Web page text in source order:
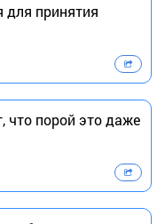
принятия
что порой это даже